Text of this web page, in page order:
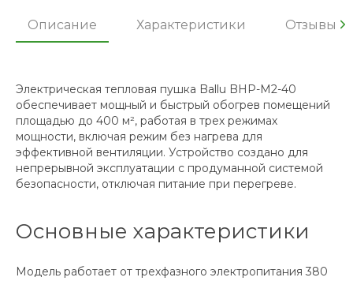
Описание Характеристики Отзывы
Электрическая тепловая пушка Ballu BHP-M2-40
обеспечивает мощный и быстрый обогрев помещений
площадью до 400 м², работая в трех режимах
мощности, включая режим без нагрева для
эффективной вентиляции. Устройство создано для
непрерывной эксплуатации с продуманной системой
безопасности, отключая питание при перегреве.
Основные характеристики
Модель работает от трехфазного электропитания 380